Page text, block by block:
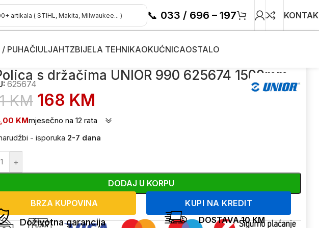
📞 033 / 696 – 197
/ PUHAČIULJAHTZBIJELA TEHNIKAOKUĆNICAOSTALO
1500mm
s držačima UNIOR 990 625674 1500mm
625674
KM 168 KM
KMmjesečno na 12 rata
- isporuka 2-7 dana
+
DODAJ U KORPU
BRZA KUPOVINA
KUPI NA KREDIT
Doživotna garancija DOSTAVA 10 KM